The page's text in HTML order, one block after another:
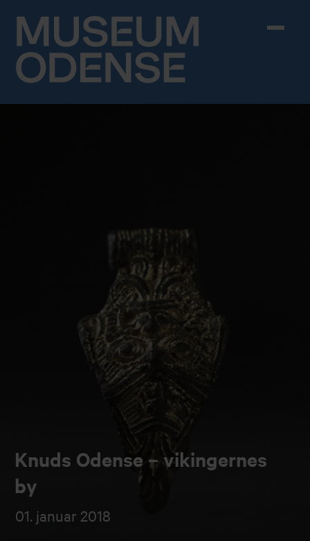
Knuds Odense – vikingernes
by
01. januar 2018